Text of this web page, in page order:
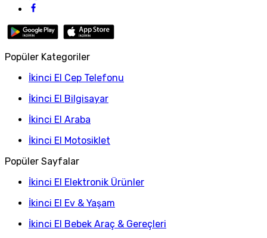
Popüler Kategoriler
İkinci El Cep Telefonu
İkinci El Bilgisayar
İkinci El Araba
İkinci El Motosiklet
Popüler Sayfalar
İkinci El Elektronik Ürünler
İkinci El Ev & Yaşam
İkinci El Bebek Araç & Gereçleri